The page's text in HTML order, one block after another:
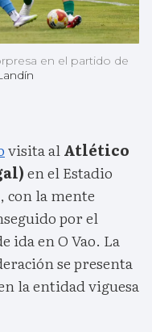
en el partido de
visita alAtlético
en el Estadio
con la mente
por el
ida en O Vao. La
se presenta
la entidad viguesa